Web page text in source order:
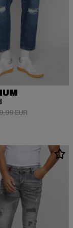
21,00 EUR
EURAktionspreis: